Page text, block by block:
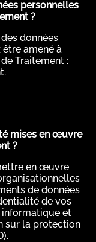
personnelles
?
données
amené à
Traitement :
mises en œuvre
?
en œuvre
de données
de vos
informatique et
sur la protection